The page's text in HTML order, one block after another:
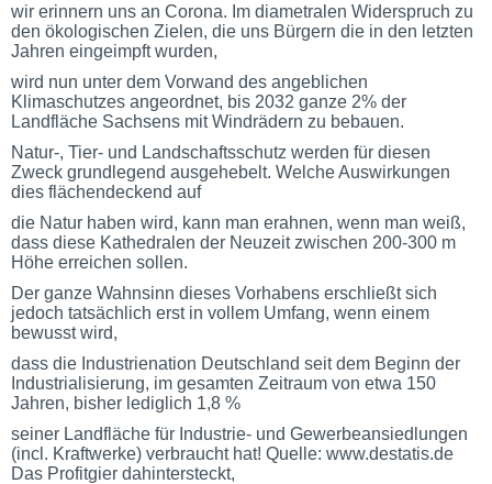
wir erinnern uns an Corona. Im diametralen Widerspruch zu
den ökologischen Zielen, die uns Bürgern die in den letzten
Jahren eingeimpft wurden,
wird nun unter dem Vorwand des angeblichen
Klimaschutzes angeordnet, bis 2032 ganze 2% der
Landfläche Sachsens mit Windrädern zu bebauen.
Natur-, Tier- und Landschaftsschutz werden für diesen
Zweck grundlegend ausgehebelt. Welche Auswirkungen
dies flächendeckend auf
die Natur haben wird, kann man erahnen, wenn man weiß,
dass diese Kathedralen der Neuzeit zwischen 200-300 m
Höhe erreichen sollen.
Der ganze Wahnsinn dieses Vorhabens erschließt sich
jedoch tatsächlich erst in vollem Umfang, wenn einem
bewusst wird,
dass die Industrienation Deutschland seit dem Beginn der
Industrialisierung, im gesamten Zeitraum von etwa 150
Jahren, bisher lediglich 1,8 %
seiner Landfläche für Industrie- und Gewerbeansiedlungen
(incl. Kraftwerke) verbraucht hat! Quelle: www.destatis.de
Das Profitgier dahintersteckt,